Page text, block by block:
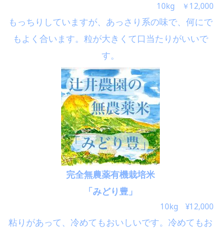
10kg ￥12,000
もっちりしていますが、あっさり系の味で、何にで
もよく合います。粒が大きくて口当たりがいいで
す。
完全無農薬有機栽培米
「みどり豊」
10kg ¥12,000
粘りがあって、冷めてもおいしいです。冷めてもお